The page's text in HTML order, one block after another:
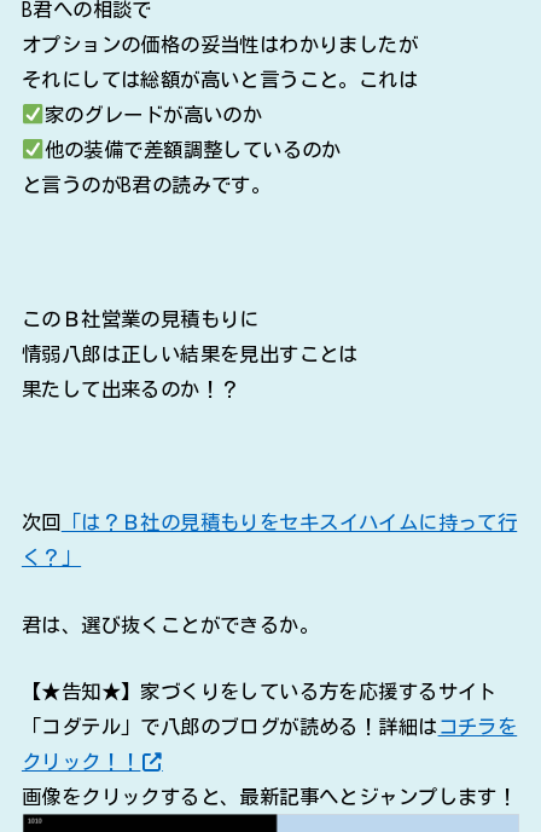
B君への相談で
オプションの価格の妥当性はわかりましたが
それにしては総額が高いと言うこと。これは
家のグレードが高いのか
他の装備で差額調整しているのか
と言うのがB君の読みです。
このＢ社営業の見積もりに
情弱八郎は正しい結果を見出すことは
果たして出来るのか！？
次回
「は？Ｂ社の見積もりをセキスイハイムに持って行
く？」
君は、選び抜くことができるか。
【★告知★】家づくりをしている方を応援するサイト
「コダテル」で八郎のブログが読める！詳細は コチラを
クリック！！
画像をクリックすると、最新記事へとジャンプします！